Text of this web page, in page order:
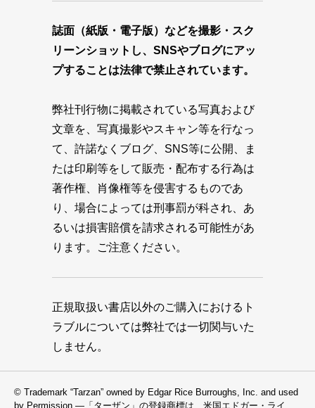
誌面（紙版・電子版）などを撮影・スク
リーンショットし、SNSやブログにアッ
プすることは法律で禁止されています。
弊社刊行物に掲載されている写真および
文章を、写真撮影やスキャン等を行なっ
て、許諾なくブログ、SNS等に公開、ま
たは印刷等をして販売・配布する行為は
著作権、肖像権等を侵害するものであ
り、場合によっては刑事罰が科され、あ
るいは損害賠償を請求される可能性があ
ります。ご注意ください。
正規取扱い書店以外のご購入におけるト
ラブルについては弊社では一切関与いた
しません。
© Trademark “Tarzan” owned by Edgar Rice Burroughs, Inc. and used
by Permission —「ターザン」の登録商標は、米国エドガー・ライ